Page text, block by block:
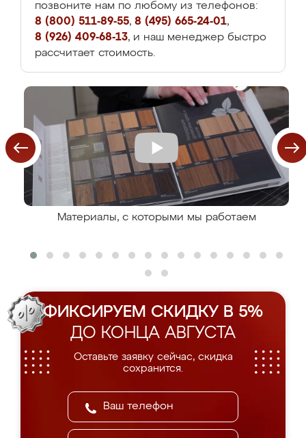
позвоните нам по любому из телефонов:
8 (800) 511-89-55, 8 (495) 665-24-01,
8 (926) 409-68-13, и наш менеджер быстро
рассчитает стоимость.
Материалы, с которыми мы работаем
ФИКСИРУЕМ СКИДКУ В 5%
ДО КОНЦА АВГУСТА
Оставьте заявку сейчас, скидка
сохранится.